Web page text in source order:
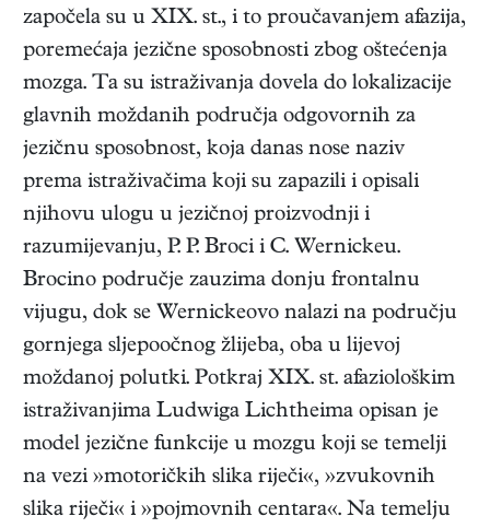
započela su u XIX. st., i to proučavanjem afazija,
poremećaja jezične sposobnosti zbog oštećenja
mozga. Ta su istraživanja dovela do lokalizacije
glavnih moždanih područja odgovornih za
jezičnu sposobnost, koja danas nose naziv
prema istraživačima koji su zapazili i opisali
njihovu ulogu u jezičnoj proizvodnji i
razumijevanju, P. P. Broci i C. Wernickeu.
Brocino područje zauzima donju frontalnu
vijugu, dok se Wernickeovo nalazi na području
gornjega sljepoočnog žlijeba, oba u lijevoj
moždanoj polutki. Potkraj XIX. st. afaziološkim
istraživanjima Ludwiga Lichtheima opisan je
model jezične funkcije u mozgu koji se temelji
na vezi »motoričkih slika riječi«, »zvukovnih
slika riječi« i »pojmovnih centara«. Na temelju